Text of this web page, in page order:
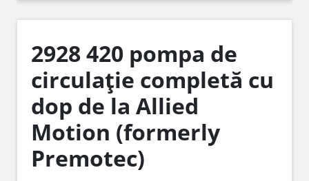
2928 420 pompa de
circulație completă cu
dop de la Allied
Motion (formerly
Premotec)